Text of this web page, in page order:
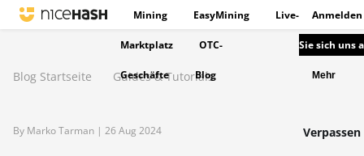
Mining EasyMining Live-
Marktplatz OTC-
Geschäfte Blog
Anmelden
Sie sich uns
Mehr
Blog Startseite Guides & Tutorials
By Marko Tarman | 26 Aug 2024